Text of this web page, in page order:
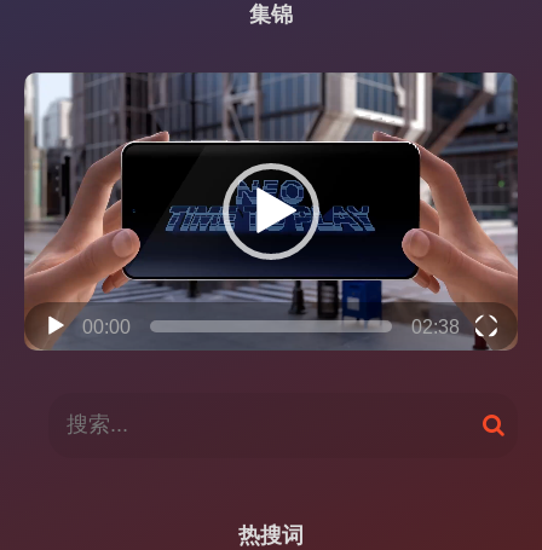
集锦
视
频
播
放
器
00:00 02:38
搜
索
热搜词